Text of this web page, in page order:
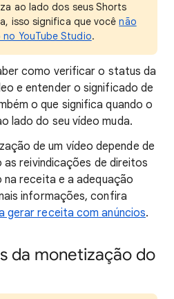
ao lado dos seus Shorts
isso significa que vocênão
YouTube Studio.
como verificar o status da
e entender o significado de
o que significa quando o
lado do seu vídeo muda.
de um vídeo depende de
reivindicações de direitos
receita e a adequação
informações, confira
gerar receita com anúncios.
da monetização do